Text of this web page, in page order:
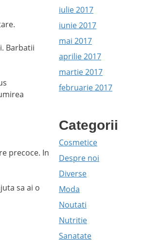
Barbatii
precoce. In
sa ai o
iulie 2017
iunie 2017
mai 2017
aprilie 2017
martie 2017
februarie 2017
Categorii
Cosmetice
Despre noi
Diverse
Moda
Noutati
Nutritie
Sanatate